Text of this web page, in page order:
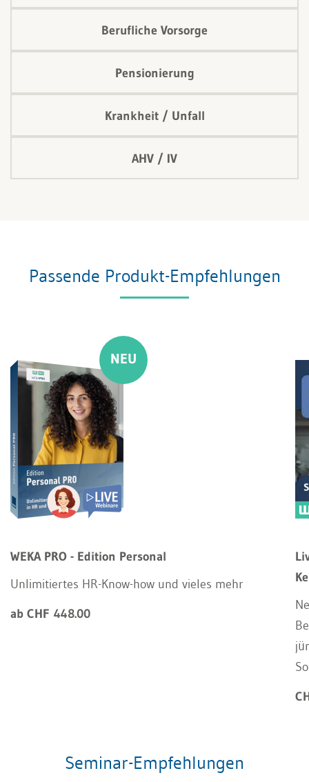
Berufliche Vorsorge
Pensionierung
Krankheit / Unfall
AHV / IV
Passende Produkt-Empfehlungen
WEKA PRO - Edition Personal
Unlimitiertes HR-Know-how und vieles mehr
ab CHF 448.00
Seminar-Empfehlungen